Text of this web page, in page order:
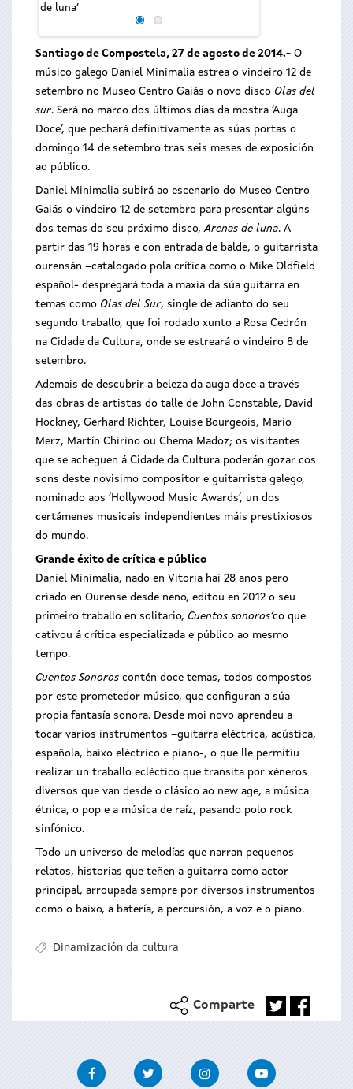
de luna’
Santiago de Compostela, 27 de agosto de 2014.- O
músico galego Daniel Minimalia estrea o vindeiro 12 de
setembro no Museo Centro Gaiás o novo disco Olas del
sur. Será no marco dos últimos días da mostra ‘Auga
Doce’, que pechará definitivamente as súas portas o
domingo 14 de setembro tras seis meses de exposición
ao público.
Daniel Minimalia subirá ao escenario do Museo Centro
Gaiás o vindeiro 12 de setembro para presentar algúns
dos temas do seu próximo disco,Arenas de luna. A
partir das 19 horas e con entrada de balde, o guitarrista
ourensán –catalogado pola crítica como o Mike Oldfield
español- despregará toda a maxia da súa guitarra en
temas como Olas del Sur, single de adianto do seu
segundo traballo, que foi rodado xunto a Rosa Cedrón
na Cidade da Cultura, onde se estreará o vindeiro 8 de
setembro.
Ademais de descubrir a beleza da auga doce a través
das obras de artistas do talle de John Constable, David
Hockney, Gerhard Richter, Louise Bourgeois, Mario
Merz, Martín Chirino ou Chema Madoz; os visitantes
que se acheguen á Cidade da Cultura poderán gozar cos
sons deste novisimo compositor e guitarrista galego,
nominado aos ‘Hollywood Music Awards’, un dos
certámenes musicais independientes máis prestixiosos
do mundo.
Grande éxito de crítica e público
Daniel Minimalia, nado en Vitoria hai 28 anos pero
criado en Ourense desde neno, editou en 2012 o seu
primeiro traballo en solitario, Cuentos sonoros’co que
cativou á crítica especializada e público ao mesmo
tempo.
Cuentos Sonoros contén doce temas, todos compostos
por este prometedor músico, que configuran a súa
propia fantasía sonora. Desde moi novo aprendeu a
tocar varios instrumentos –guitarra eléctrica, acústica,
española, baixo eléctrico e piano-, o que lle permitiu
realizar un traballo ecléctico que transita por xéneros
diversos que van desde o clásico ao new age, a música
étnica, o pop e a música de raíz, pasando polo rock
sinfónico.
Todo un universo de melodías que narran pequenos
relatos, historias que teñen a guitarra como actor
principal, arroupada sempre por diversos instrumentos
como o baixo, a batería, a percursión, a voz e o piano.
Dinamización da cultura
Comparte
FacebookTwitter InstagramYoutube